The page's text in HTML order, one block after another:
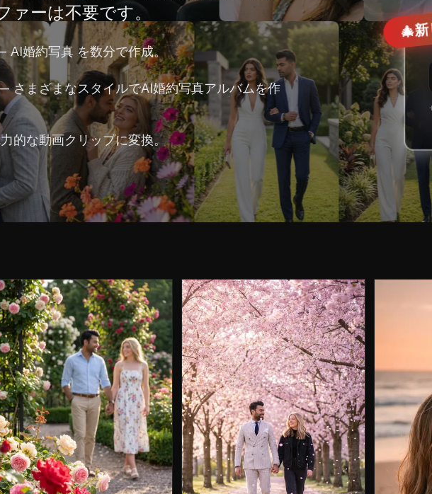
ァーは不要です。
AI婚約写真 を数分で作成。
さまざまなスタイルでAI婚約写真アルバムを作
的な動画クリップに変換。
🎄